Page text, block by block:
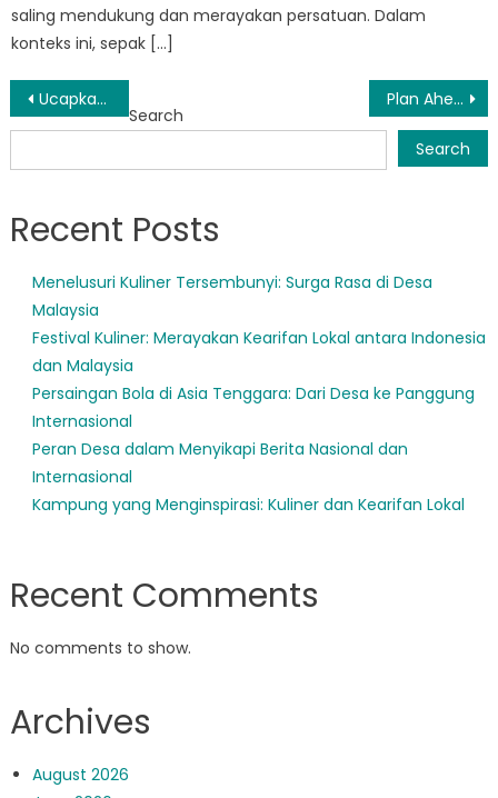
saling mendukung dan merayakan persatuan. Dalam
konteks ini, sepak […]
Post
navigation
Ucapkan Selamat Tinggal pada Antrean Panjang: Samsat Makassar Luncurkan Layanan Online Plan Ahead: Jadwal Samsat Makassar for Easy Vehicle Registration
Search
Search
Recent Posts
Menelusuri Kuliner Tersembunyi: Surga Rasa di Desa
Malaysia
Festival Kuliner: Merayakan Kearifan Lokal antara Indonesia
dan Malaysia
Persaingan Bola di Asia Tenggara: Dari Desa ke Panggung
Internasional
Peran Desa dalam Menyikapi Berita Nasional dan
Internasional
Kampung yang Menginspirasi: Kuliner dan Kearifan Lokal
Recent Comments
No comments to show.
Archives
August 2026